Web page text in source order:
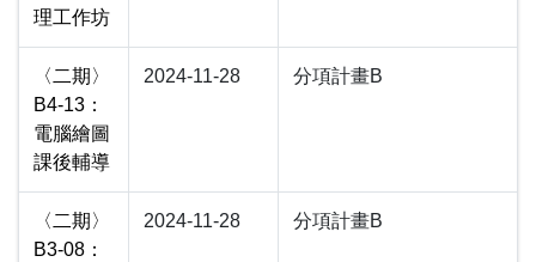
理工作坊
〈二期〉
B4-13：
電腦繪圖
課後輔導
2024-11-28 分項計畫B
〈二期〉
B3-08：
2024-11-28 分項計畫B